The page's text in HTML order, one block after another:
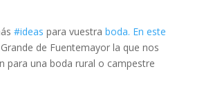
#ideas para vuestra boda. En este
de Fuentemayor la que nos
para una boda rural o campestre